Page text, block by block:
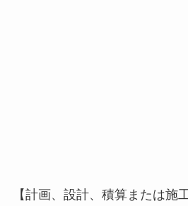
【計画、設計、積算または施